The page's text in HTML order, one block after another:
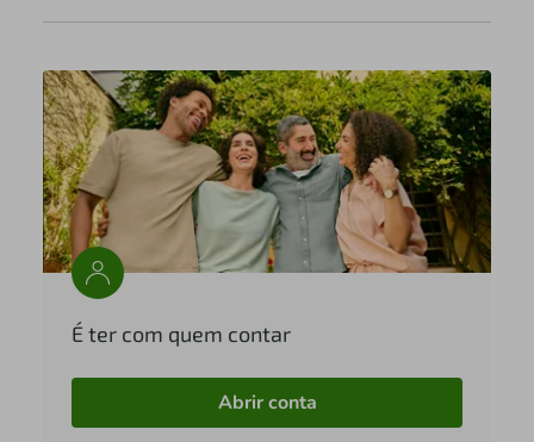
É ter com quem contar
Abrir conta